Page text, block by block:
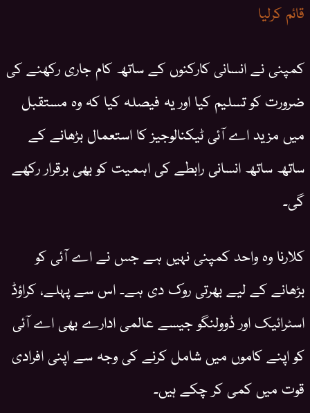
قائم کرلیا
کمپنی نے انسانی کارکنوں کے ساتھ کام جاری رکھنے کی
ضرورت کو تسلیم کیا اور یہ فیصلہ کیا کہ وہ مستقبل
میں مزید اے آئی ٹیکنالوجیز کا استعمال بڑھانے کے
ساتھ ساتھ انسانی رابطے کی اہمیت کو بھی برقرار رکھے
گی۔
کلارنا وہ واحد کمپنی نہیں ہے جس نے اے آئی کو
بڑھانے کے لیے بھرتی روک دی ہے۔ اس سے پہلے، کراؤڈ
اسٹرائیک اور ڈوولنگو جیسے عالمی ادارے بھی اے آئی
کو اپنے کاموں میں شامل کرنے کی وجہ سے اپنی افرادی
قوت میں کمی کر چکے ہیں۔